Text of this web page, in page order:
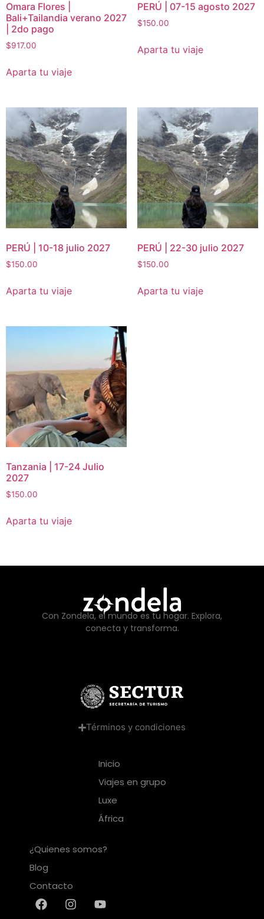
Omara Flores |
Bali+Tailandia verano 2027
| 2do pago
$917.00
Aparta tu viaje
PERÚ | 07-15 agosto 2027
$150.00
Aparta tu viaje
PERÚ | 10-18 julio 2027
$150.00
Aparta tu viaje
PERÚ | 22-30 julio 2027
$150.00
Aparta tu viaje
Tanzania | 17-24 Julio
2027
$150.00
Aparta tu viaje
Con Zondela, el mundo es tu hogar. Explora,
conecta y transforma.
Términos y condiciones
Inicio
Viajes en grupo
Luxe
África
¿Quienes somos?
Blog
Contacto